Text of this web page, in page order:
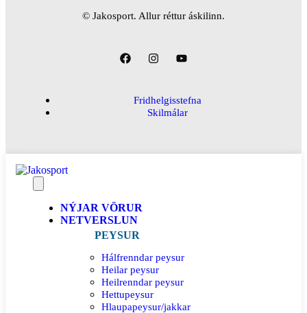
© Jakosport. Allur réttur áskilinn.
Fridhelgisstefna
Skilmálar
NÝJAR VÖRUR
NETVERSLUN
PEYSUR
Hálfrenndar peysur
Heilar peysur
Heilrenndar peysur
Hettupeysur
Hlaupapeysur/jakkar